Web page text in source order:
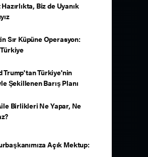
Biz de Uyanık
Sır Küpüne Operasyon:
Trump'tan Türkiye'nin
Şekillenen Barış Planı
Birlikleri Ne Yapar, Ne
Açık Mektup: